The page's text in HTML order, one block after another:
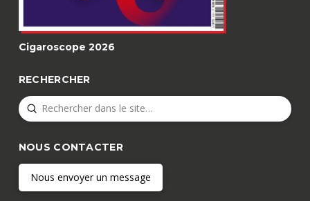
Cigaroscope 2026
RECHERCHER
Search
Submit
NOUS CONTACTER
Nous envoyer un message